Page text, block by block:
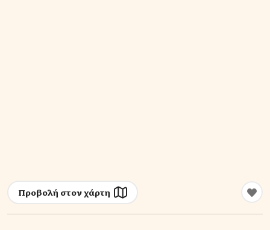
Προβολή στον χάρτη